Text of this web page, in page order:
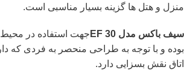
منزل و هتل ها گزینه بسیار مناسبی است.
سیف باکس مدل EF 30
جهت استفاده در
بوده و با توجه به طراحی منحصر به فردی که
اتاق نقش بسزایی دارد.